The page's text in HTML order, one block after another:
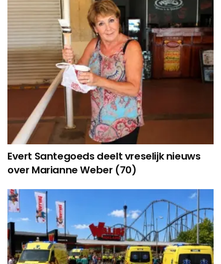
Evert Santegoeds deelt vreselijk nieuws
over Marianne Weber (70)